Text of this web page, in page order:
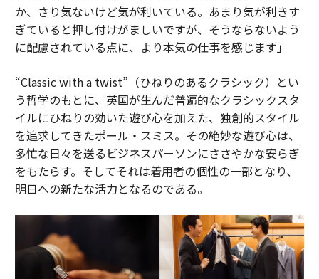
か、さり気ないけど気が利いている。あまり気が利きす
ぎていると押し付けがましいですが、そうならないよう
に配慮されている点に、より本気の仕事を感じます」
“Classic with a twist”（ひねりのあるクラシック）とい
う哲学のもとに、英国が生んだ普遍的なクラシックスタ
イルにひねりの効いた遊び心を加えた、独創的スタイル
を追求してきたポール・スミス。その絶妙な遊び心は、
多忙な日々を送るビジネスパーソンにささやかな安らぎ
をもたらす。そしてそれは着用者の個性の一部となり、
明日への新たな活力となるのである。